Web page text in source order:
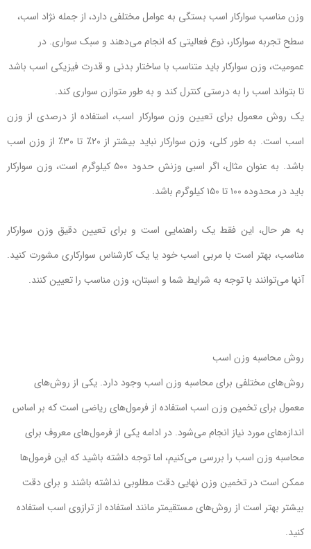
وزن مناسب سوارکار اسب بستگی به عوامل مختلفی دارد، از جمله نژاد اسب،
سطح تجربه سوارکار، نوع فعالیتی که انجام می‌دهند و سبک سواری. در
عمومیت، وزن سوارکار باید متناسب با ساختار بدنی و قدرت فیزیکی اسب باشد
تا بتواند اسب را به درستی کنترل کند و به طور متوازن سواری کند.
یک روش معمول برای تعیین وزن سوارکار اسب، استفاده از درصدی از وزن
اسب است. به طور کلی، وزن سوارکار نباید بیشتر از ۲۰٪ تا ۳۰٪ از وزن اسب
باشد. به عنوان مثال، اگر اسبی وزنش حدود ۵۰۰ کیلوگرم است، وزن سوارکار
باید در محدوده ۱۰۰ تا ۱۵۰ کیلوگرم باشد.
به هر حال، این فقط یک راهنمایی است و برای تعیین دقیق وزن سوارکار
مناسب، بهتر است با مربی اسب خود یا یک کارشناس سوارکاری مشورت کنید.
آنها می‌توانند با توجه به شرایط شما و اسبتان، وزن مناسب را تعیین کنند.
روش محاسبه وزن اسب
روش‌های مختلفی برای محاسبه وزن اسب وجود دارد. یکی از روش‌های
معمول برای تخمین وزن اسب استفاده از فرمول‌های ریاضی است که بر اساس
اندازه‌های مورد نیاز انجام می‌شود. در ادامه یکی از فرمول‌های معروف برای
محاسبه وزن اسب را بررسی می‌کنیم، اما توجه داشته باشید که این فرمول‌ها
ممکن است در تخمین وزن نهایی دقت مطلوبی نداشته باشند و برای دقت
بیشتر بهتر است از روش‌های مستقیمتر مانند استفاده از ترازوی اسب استفاده
کنید.